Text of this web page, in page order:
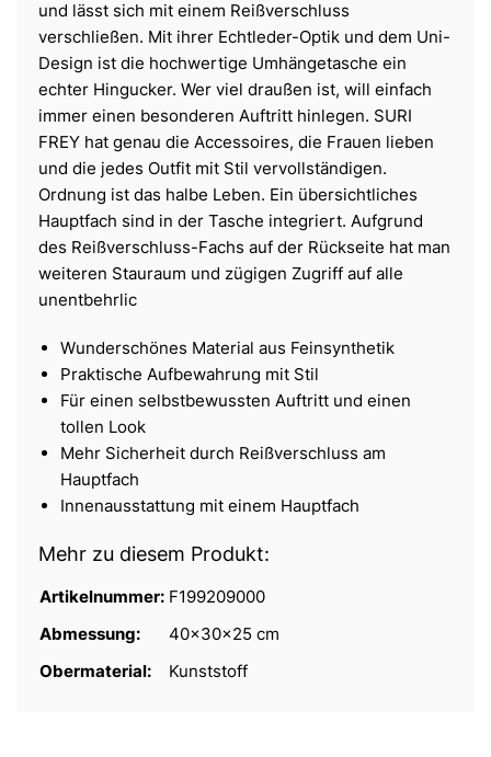
und lässt sich mit einem Reißverschluss
verschließen. Mit ihrer Echtleder-Optik und dem Uni-
Design ist die hochwertige Umhängetasche ein
echter Hingucker. Wer viel draußen ist, will einfach
immer einen besonderen Auftritt hinlegen. SURI
FREY hat genau die Accessoires, die Frauen lieben
und die jedes Outfit mit Stil vervollständigen.
Ordnung ist das halbe Leben. Ein übersichtliches
Hauptfach sind in der Tasche integriert. Aufgrund
des Reißverschluss-Fachs auf der Rückseite hat man
weiteren Stauraum und zügigen Zugriff auf alle
unentbehrlic
Wunderschönes Material aus Feinsynthetik
Praktische Aufbewahrung mit Stil
Für einen selbstbewussten Auftritt und einen
tollen Look
Mehr Sicherheit durch Reißverschluss am
Hauptfach
Innenausstattung mit einem Hauptfach
Mehr zu diesem Produkt:
Artikelnummer: F199209000
Abmessung:
40x30x25 cm
Obermaterial:
Kunststoff